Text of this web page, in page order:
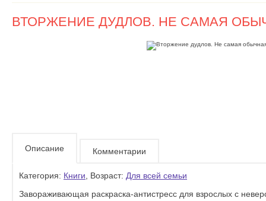
ВТОРЖЕНИЕ ДУДЛОВ. НЕ САМАЯ
Описание Комментарии
Категория: Книги , Возраст: Для всей семьи
Завораживающая раскраска-антистресс для взрослых с